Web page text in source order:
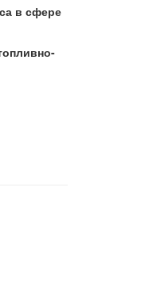
в сфере